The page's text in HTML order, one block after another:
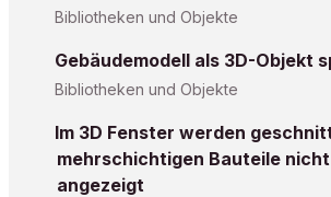
Bibliotheken und Objekte
Gebäudemodell als 3D-Objekt
Bibliotheken und Objekte
Im 3D Fenster werden
mehrschichtigen Bauteile
angezeigt